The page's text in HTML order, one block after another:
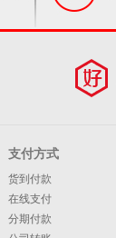
支付方式
货到付款
在线支付
分期付款